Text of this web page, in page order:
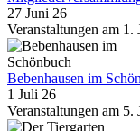
27 Juni 26
Veranstaltungen am 1.
Bebenhausen im
1 Juli 26
Veranstaltungen am 5.